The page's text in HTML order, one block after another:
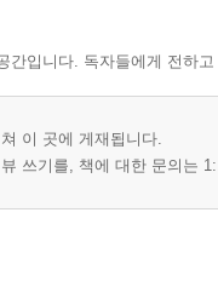
간입니다. 독자들에게 전하
이 곳에 게재됩니다.
쓰기를, 책에 대한 문의는